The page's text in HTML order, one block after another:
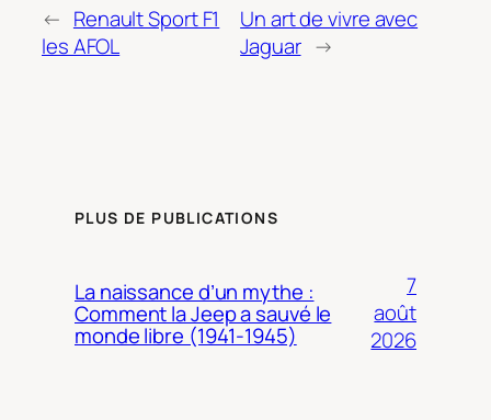
← Renault Sport F1
les AFOL
Un art de vivre avec
Jaguar →
PLUS DE PUBLICATIONS
La naissance d’un mythe :
Comment la Jeep a sauvé le
monde libre (1941-1945)
7
août
2026